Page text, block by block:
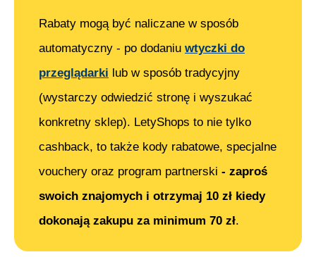
Rabaty mogą być naliczane w sposób
automatyczny - po dodaniu wtyczki do
przeglądarki lub w sposób tradycyjny
(wystarczy odwiedzić stronę i wyszukać
konkretny sklep). LetyShops to nie tylko
cashback, to także kody rabatowe, specjalne
vouchery oraz program partnerski - zaproś
swoich znajomych i otrzymaj 10 zł kiedy
dokonają zakupu za minimum 70 zł.